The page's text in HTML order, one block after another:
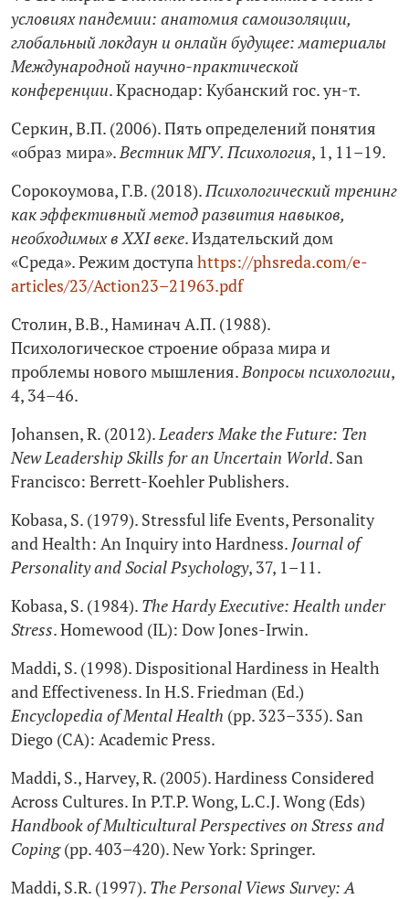
условиях пандемии: анатомия самоизоляции,
глобальный локдаун и онлайн будущее: материалы
Международной научно-практической
конференции. Краснодар: Кубанский гос. ун-т.
Серкин, В.П. (2006). Пять определений понятия
«образ мира».Вестник МГУ. Психология, 1, 11–19.
Сорокоумова, Г.В. (2018).Психологический тренинг
как эффективный метод развития навыков,
необходимых в XXI веке. Издательский дом
«Среда». Режим доступаhttps://phsreda.com/e-
articles/23/Action23–21963.pdf
Столин, В.В., Наминач А.П. (1988).
Психологическое строение образа мира и
проблемы нового мышления.Вопросы психологии,
4, 34–46.
Johansen, R. (2012).Leaders Make the Future: Ten
New Leadership Skills for an Uncertain World. San
Francisco: Berrett-Koehler Publishers.
Kobasa, S. (1979). Stressful life Events, Personality
and Health: An Inquiry into Hardness. Journal of
Personality and Social Psychology, 37, 1–11.
Kobasa, S. (1984). The Hardy Executive: Health under
Stress. Homewood (IL): Dow Jones-Irwin.
Maddi, S. (1998). Dispositional Hardiness in Health
and Effectiveness. In H.S. Friedman (Ed.)
Encyclopedia of Mental Health (pp. 323–335). San
Diego (CA): Academic Press.
Maddi, S., Harvey, R. (2005). Hardiness Considered
Across Cultures. In P.T.P. Wong, L.C.J. Wong (Eds)
Handbook of Multicultural Perspectives on Stress and
Coping(pp. 403–420). New York: Springer.
Maddi, S.R. (1997). The Personal Views Survey: A